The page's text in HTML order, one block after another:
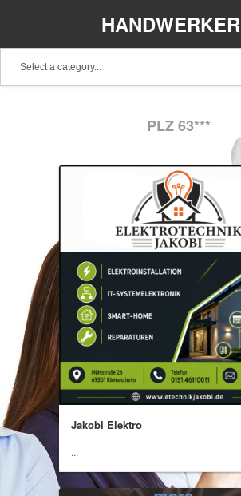
HANDWERKER
PLZ 63***
Jakobi Elektro
...